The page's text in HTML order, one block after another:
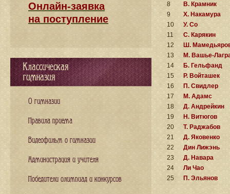
8
В. Крамник
9
Х. Накамура
10
У. Со
11
С. Карякин
12
Ш.
13
М. Вашье-
14
Б. Гельфанд
15
Р. Войташек
16
П. Свидлер
17
М. Адамс
18
Д. Андрейкин
19
Н. Витюгов
20
Т. Раджабов
21
Д. Яковенко
22
Дин Лижэнь
23
Д. Навара
24
Ли Чао
25
П. Эльянов
Онлайн-заявка
на поступление
Классическая
гимназия
О гимназии
Правила приема
Видеофильм о гимназии
Администрация и учителя
Победители олимпиад и конкурсов